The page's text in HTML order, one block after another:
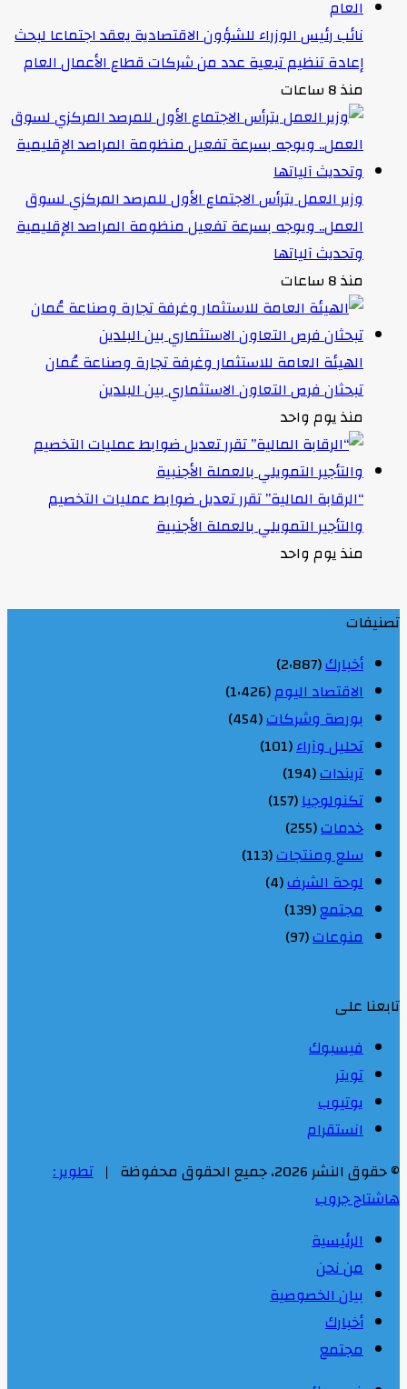
نائب رئيس الوزراء للشؤون الاقتصادية يعقد اجتماعا لبحث
إعادة تنظيم تبعية عدد من شركات قطاع الأعمال العام
منذ 8 ساعات
وزير العمل يترأس الاجتماع الأول للمرصد المركزي لسوق
العمل.. ويوجه بسرعة تفعيل منظومة المراصد الإقليمية
وتحديث آلياتها
منذ 8 ساعات
الهيئة العامة للاستثمار وغرفة تجارة وصناعة عُمان
تبحثان فرص التعاون الاستثماري بين البلدين
منذ يوم واحد
“الرقابة المالية” تقرر تعديل ضوابط عمليات التخصيم
والتأجير التمويلي بالعملة الأجنبية
منذ يوم واحد
تصنيفات
أخبارك(2٬887)
الاقتصاد اليوم(1٬426)
بورصة وشركات(454)
تحليل وآراء(101)
تريندات(194)
تكنولوجيا(157)
خدمات(255)
سلع ومنتجات(113)
لوحة الشرف(4)
مجتمع(139)
منوعات(97)
تابعنا على
فيسبوك
تويتر
يوتيوب
انستقرام
© حقوق النشر 2026، جميع الحقوق محفوظة |
تطوير :
هاشتاج جروب
الرئيسية
من نحن
بيان الخصوصية
أخبارك
مجتمع